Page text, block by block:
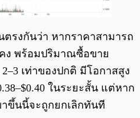
ตรงกันว่า หากราคาสามารถ
ง พร้อมปริมาณซื้อขาย
เท่าของปกติ มีโอกาสสูง
ในระยะสั้น แต่หาก
ขึ้นนี้จะถูกยกเลิกทันที